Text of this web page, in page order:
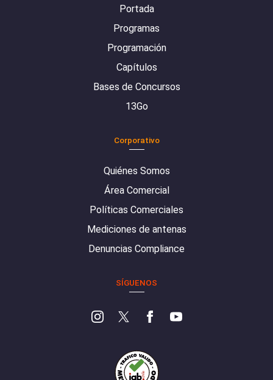
Portada
Programas
Programación
Capítulos
Bases de Concursos
13Go
Corporativo
Quiénes Somos
Área Comercial
Políticas Comerciales
Mediciones de antenas
Denuncias Compliance
SÍGUENOS